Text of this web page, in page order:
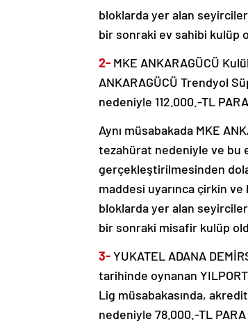
bloklarda yer alan
bir sonraki ev sahibi kulüp
2- MKE ANKARAGÜCÜ
ANKARAGÜCÜ Trendyol
nedeniyle 112.000.-TL
Aynı müsabakada MKE
tezahürat nedeniyle ve bu
gerçekleştirilmesinden
maddesi uyarınca çirkin ve
bloklarda yer alan
bir sonraki misafir kulüp
3-YUKATEL ADANA
tarihinde oynanan
Lig müsabakasında,
nedeniyle 78.000.-TL PARA